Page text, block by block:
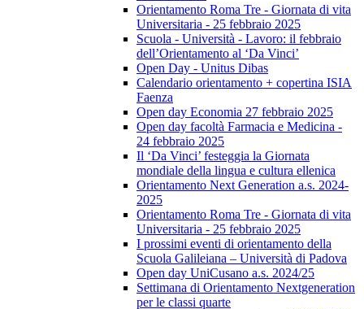
Orientamento Roma Tre - Giornata di vita
Universitaria - 25 febbraio 2025
Scuola - Università - Lavoro: il febbraio
dell’Orientamento al ‘Da Vinci’
Open Day - Unitus Dibas
Calendario orientamento + copertina ISIA
Faenza
Open day Economia 27 febbraio 2025
Open day facoltà Farmacia e Medicina -
24 febbraio 2025
Il ‘Da Vinci’ festeggia la Giornata
mondiale della lingua e cultura ellenica
Orientamento Next Generation a.s. 2024-
2025
Orientamento Roma Tre - Giornata di vita
Universitaria - 25 febbraio 2025
I prossimi eventi di orientamento della
Scuola Galileiana – Università di Padova
Open day UniCusano a.s. 2024/25
Settimana di Orientamento Nextgeneration
per le classi quarte